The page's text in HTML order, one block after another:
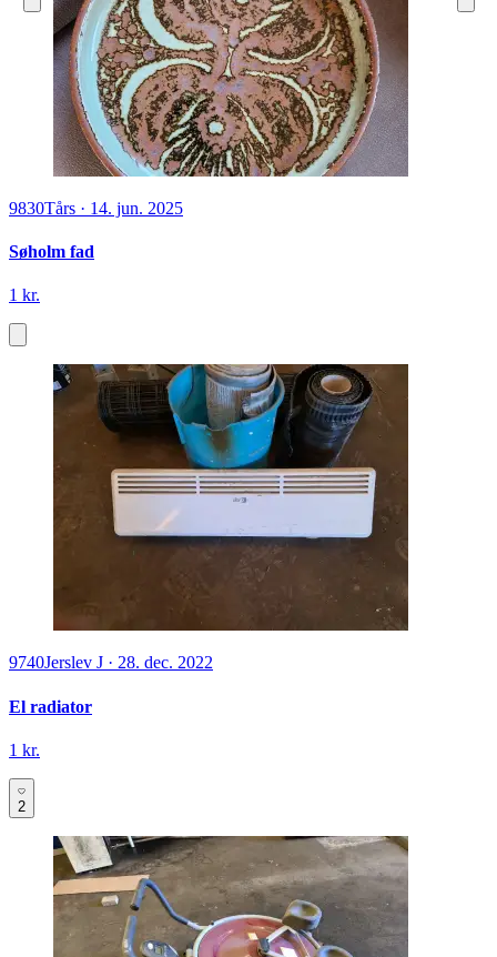
9830Tårs · 14. jun. 2025
Søholm fad
1 kr.
9740Jerslev J · 28. dec. 2022
El radiator
1 kr.
2